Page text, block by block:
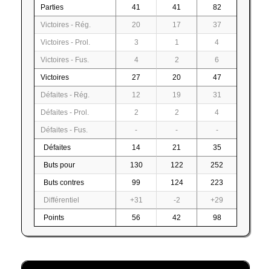
Parties 41 41 82
Victoires - Rég. 20 17 37
Victoires - Prol. 3 1 4
Victoires - Fus. 4 2 6
Victoires 27 20 47
Défaites - Rég. 12 19 31
Défaites - Prol. 2 2 4
Défaites - Fus. - - -
Défaites 14 21 35
Buts pour 130 122 252
Buts contres 99 124 223
Différentiel +31 -2 +29
Points 56 42 98